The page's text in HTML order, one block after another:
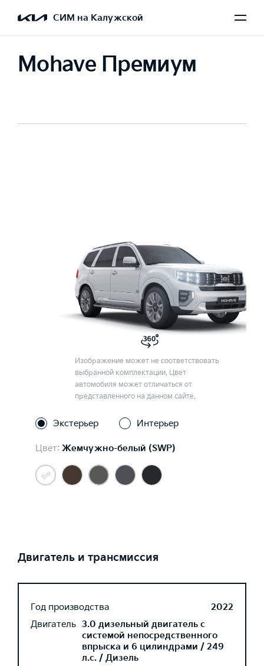
СИМ на Калужской
Mohave Премиум
Изображение может не соответствовать
выбранной комплектации. Цвет
автомобиля может отличаться от
представленного на данном сайте.
Экстерьер Интерьер
Цвет: Жемчужно-белый (SWP)
Двигатель и трансмиссия
Год производства
2022
Двигатель 3.0 дизельный двигатель с
системой непосредственного
впрыска и 6 цилиндрами / 249
л.с. / Дизель